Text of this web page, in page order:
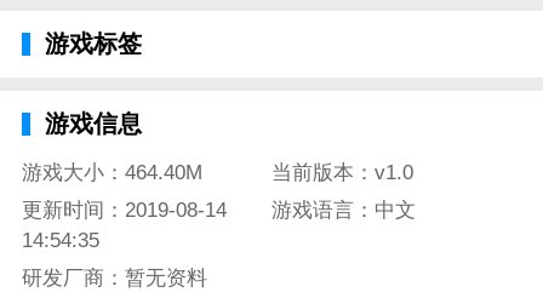
我们如同处于真实的仙境世界;
一生。
斗战江湖手游玩法
游戏标签
游戏信息
游戏大小：464.40M
当前版本：v1.0
更新时间：2019-08-14
14:54:35
游戏语言：中文
研发厂商：暂无资料